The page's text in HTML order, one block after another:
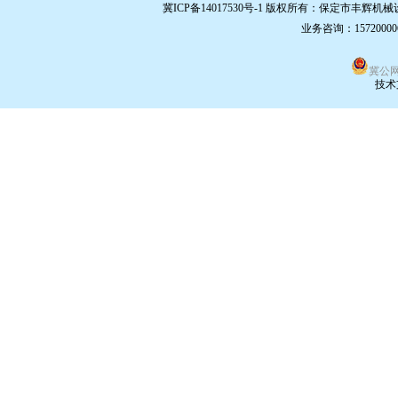
冀ICP备14017530号-1版权所有： 保定市丰辉机械
业务咨询：
冀公
技